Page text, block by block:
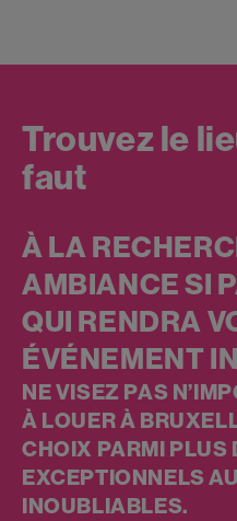
Trouvez le
faut
À LA
AMBIANCE SI
QUI RENDRA
ÉVÉNEMENT
NE VISEZ PAS
À LOUER À
CHOIX PARMI PLUS
EXCEPTIONNELS
INOUBLIABLES.